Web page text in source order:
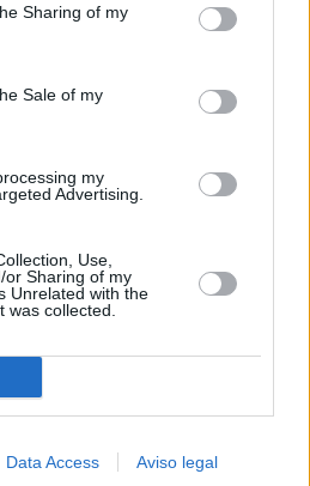
usted tiene el derecho de
Sus preferencias se aplicarán
de nuevo en este sitio web o
privacidad.
Sharing of my
Sale of my
my
Advertising.
Use,
or Sharing of my
Unrelated with the
was collected.
Data Access Aviso legal